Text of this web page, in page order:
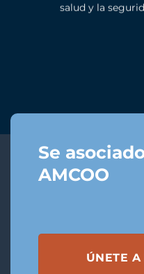
salud y la
Se
AMCOO
ÚNETE A